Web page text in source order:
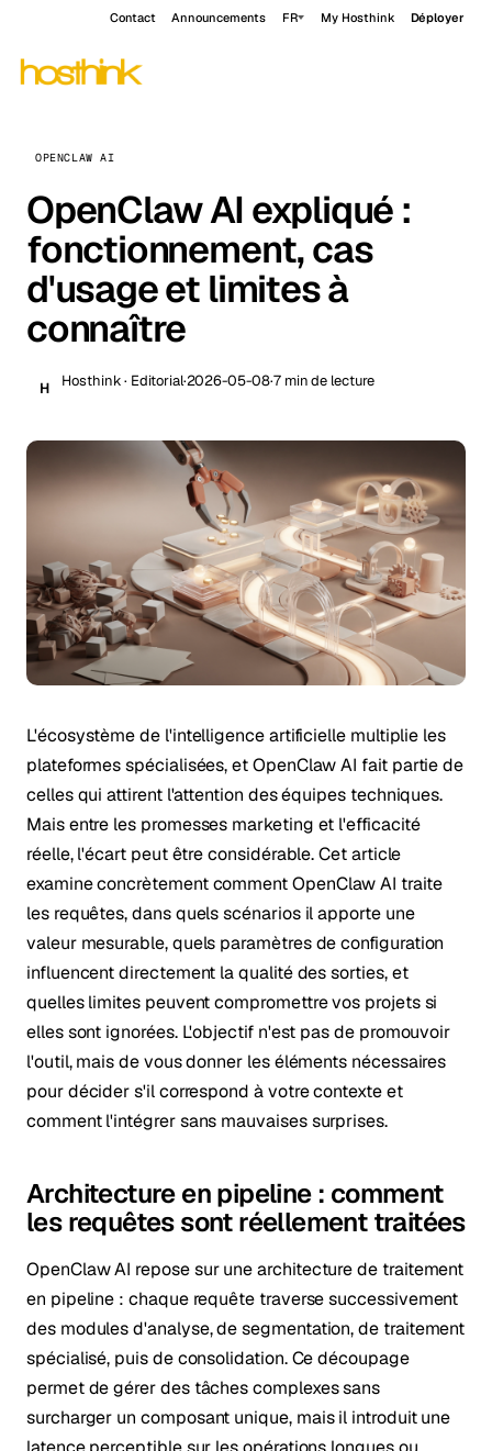
Contact Announcements FR My Hosthink Déployer
OPENCLAW AI
OpenClaw AI expliqué :
fonctionnement, cas
d'usage et limites à
connaître
H Hosthink · Editorial·2026-05-08·7 min de lecture
L'écosystème de l'intelligence artificielle multiplie les
plateformes spécialisées, et OpenClaw AI fait partie de
celles qui attirent l'attention des équipes techniques.
Mais entre les promesses marketing et l'efficacité
réelle, l'écart peut être considérable. Cet article
examine concrètement comment OpenClaw AI traite
les requêtes, dans quels scénarios il apporte une
valeur mesurable, quels paramètres de configuration
influencent directement la qualité des sorties, et
quelles limites peuvent compromettre vos projets si
elles sont ignorées. L'objectif n'est pas de promouvoir
l'outil, mais de vous donner les éléments nécessaires
pour décider s'il correspond à votre contexte et
comment l'intégrer sans mauvaises surprises.
Architecture en pipeline : comment
les requêtes sont réellement traitées
OpenClaw AI repose sur une architecture de traitement
en pipeline : chaque requête traverse successivement
des modules d'analyse, de segmentation, de traitement
spécialisé, puis de consolidation. Ce découpage
permet de gérer des tâches complexes sans
surcharger un composant unique, mais il introduit une